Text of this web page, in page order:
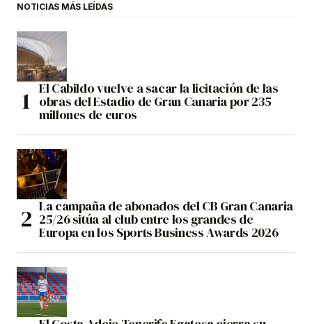
NOTICIAS MÁS LEÍDAS
El Cabildo vuelve a sacar la licitación de las
obras del Estadio de Gran Canaria por 235
millones de euros
La campaña de abonados del CB Gran Canaria
25/26 sitúa al club entre los grandes de
Europa en los Sports Business Awards 2026